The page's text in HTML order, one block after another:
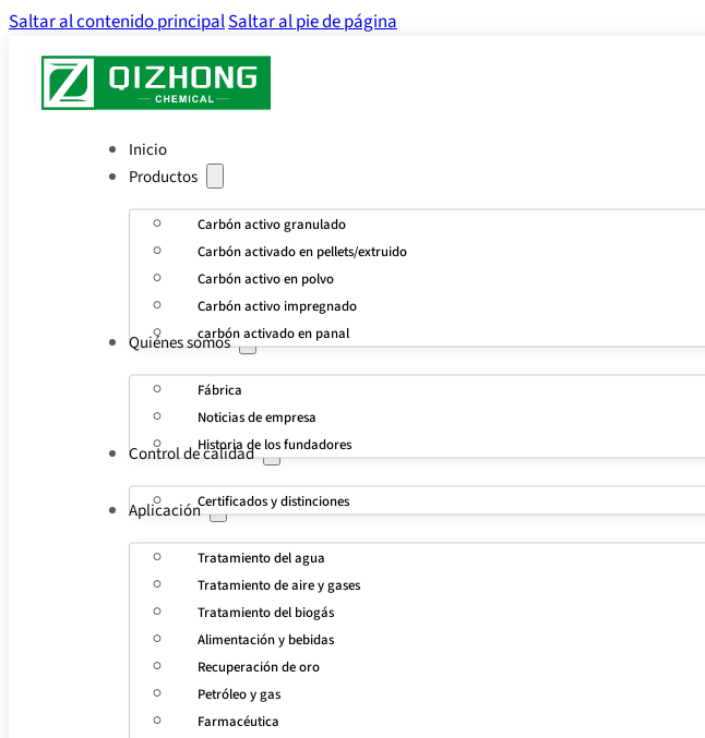
Saltar al contenido principalSaltar al pie de página
Inicio
Productos
Carbón activo granulado
Carbón activado en pellets/extruido
Carbón activo en polvo
Carbón activo impregnado
carbón activado en panal
Quiénes somos
Fábrica
Noticias de empresa
Historia de los fundadores
Control de calidad
Certificados y distinciones
Aplicación
Tratamiento del agua
Tratamiento de aire y gases
Tratamiento del biogás
Alimentación y bebidas
Recuperación de oro
Petróleo y gas
Farmacéutica